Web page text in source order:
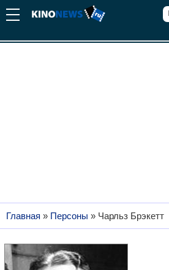
Главная » Персоны » Чарльз Брэкетт